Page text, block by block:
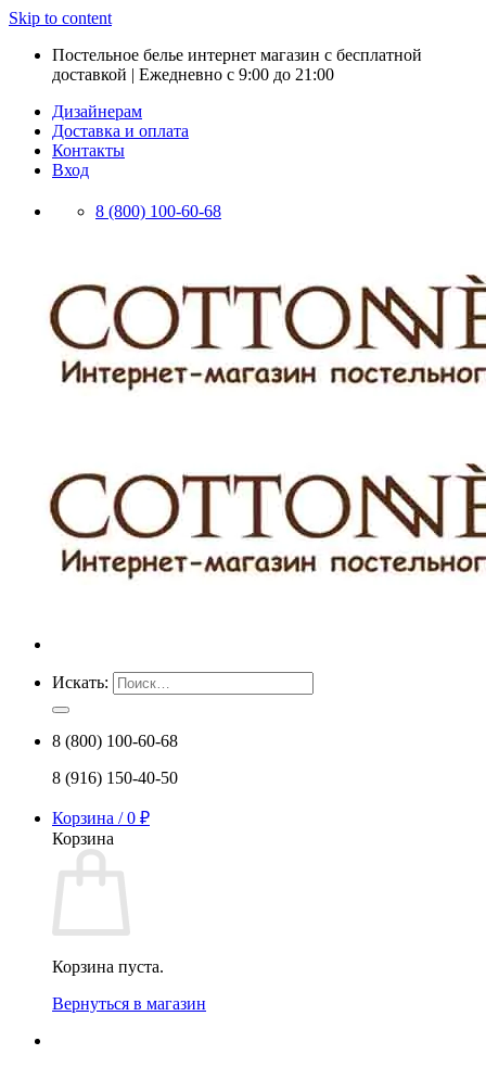
Skip to content
Постельное белье интернет магазин с бесплатной
доставкой | Ежедневно с 9:00 до 21:00
Дизайнерам
Доставка и оплата
Контакты
Вход
8 (800) 100-60-68
Искать:
8 (800) 100-60-68
8 (916) 150-40-50
Корзина /0 ₽
Корзина
Корзина пуста.
Вернуться в магазин